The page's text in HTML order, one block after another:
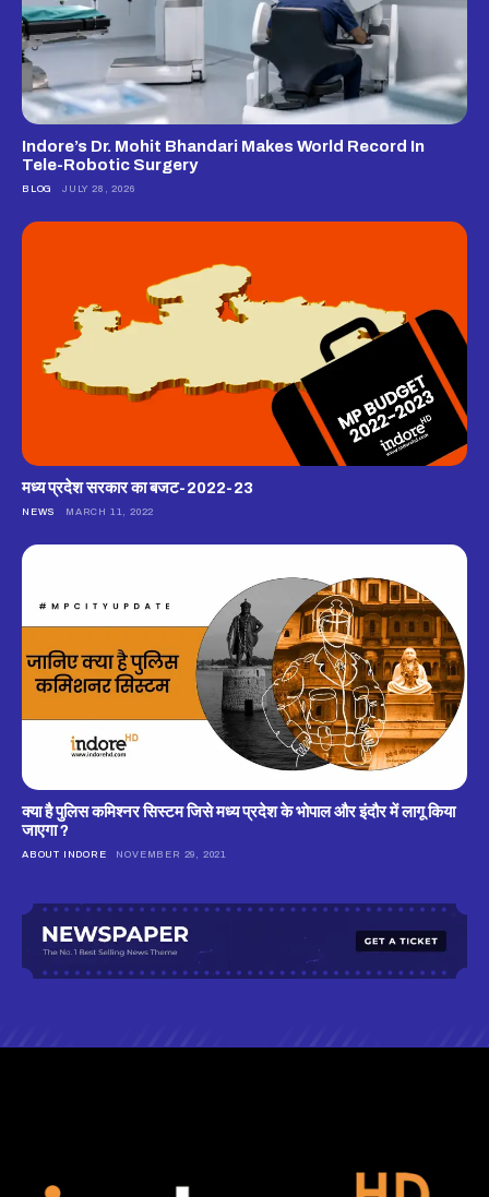
Indore’s Dr. Mohit Bhandari Makes World Record In
Tele-Robotic Surgery
BLOG JULY 28, 2026
मध्य प्रदेश सरकार का बजट-2022-23
NEWS MARCH 11, 2022
क्‍या है पुलिस कमिश्‍नर सिस्‍टम जिसे मध्‍य प्रदेश के भोपाल और इंदौर में लागू किया
जाएगा ?
ABOUT INDORE NOVEMBER 29, 2021